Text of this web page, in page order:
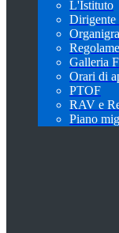
L'Istituto
Dirigente
Galleria
Orari di
PTOF
RAV e
Piano